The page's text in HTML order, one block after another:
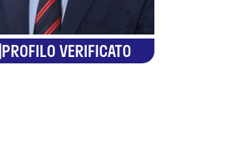
PROFILO VERIFICATO